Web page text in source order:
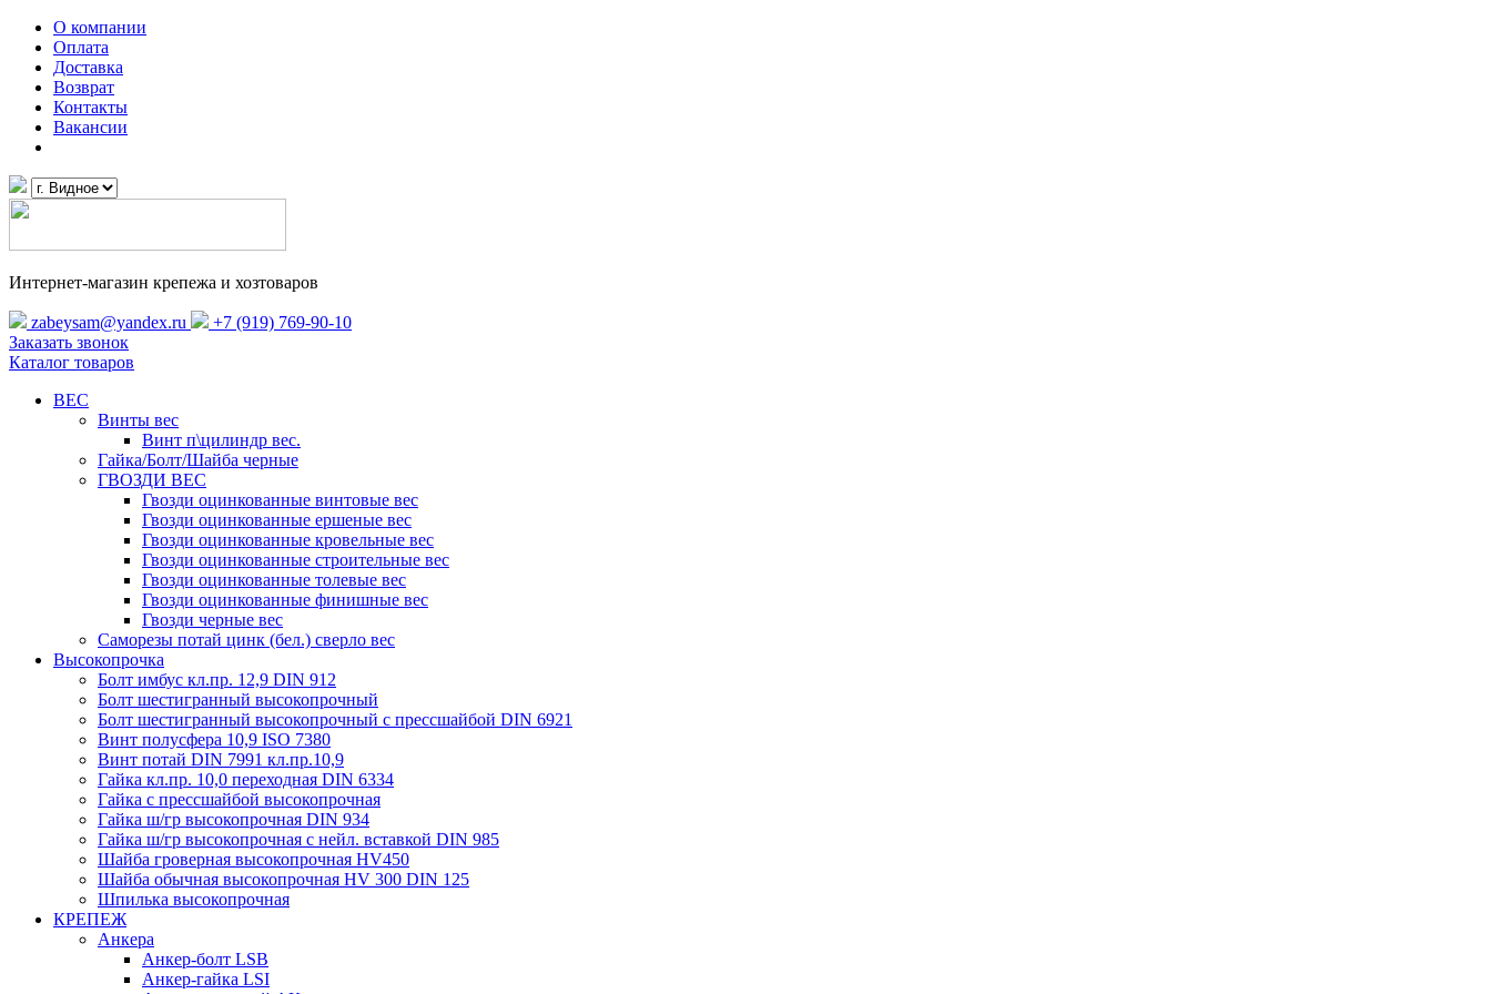
О компании
Оплата
Доставка
Возврат
Контакты
Вакансии
Интернет-магазин крепежа и хозтоваров
zabeysam@yandex.ru
+7 (919) 769-90-10
Заказать звонок
Каталог товаров
ВЕС
Винты вес
Винт п\цилиндр вес.
Гайка/Болт/Шайба черные
ГВОЗДИ ВЕС
Гвозди оцинкованные винтовые вес
Гвозди оцинкованные ершеные вес
Гвозди оцинкованные кровельные вес
Гвозди оцинкованные строительные вес
Гвозди оцинкованные толевые вес
Гвозди оцинкованные финишные вес
Гвозди черные вес
Саморезы потай цинк (бел.) сверло вес
Высокопрочка
Болт имбус кл.пр. 12,9 DIN 912
Болт шестигранный высокопрочный
Болт шестигранный высокопрочный с прессшайбой DIN 6921
Винт полусфера 10,9 ISO 7380
Винт потай DIN 7991 кл.пр.10,9
Гайка кл.пр. 10,0 переходная DIN 6334
Гайка с прессшайбой высокопрочная
Гайка ш/гр высокопрочная DIN 934
Гайка ш/гр высокопрочная с нейл. вставкой DIN 985
Шайба гроверная высокопрочная HV450
Шайба обычная высокопрочная HV 300 DIN 125
Шпилька высокопрочная
КРЕПЕЖ
Анкера
Анкер-болт LSB
Анкер-гайка LSI